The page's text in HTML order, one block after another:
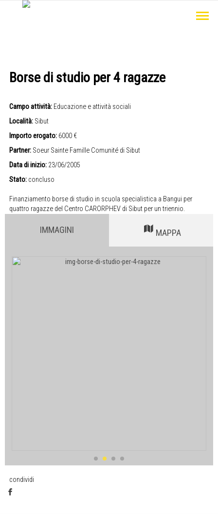
Borse di studio per 4 ragazze
Campo attività: Educazione e attività sociali
Località: Sibut
Importo erogato: 6000 €
Partner: Soeur Sainte Famille Comunité di Sibut
Data di inizio: 23/06/2005
Stato: concluso
Finanziamento borse di studio in scuola specialistica a Bangui per
quattro ragazze del Centro CARORPHEV di Sibut per un triennio.
IMMAGINI MAPPA
condividi